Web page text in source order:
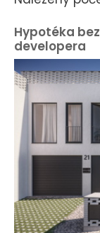
Hypotéka
developera